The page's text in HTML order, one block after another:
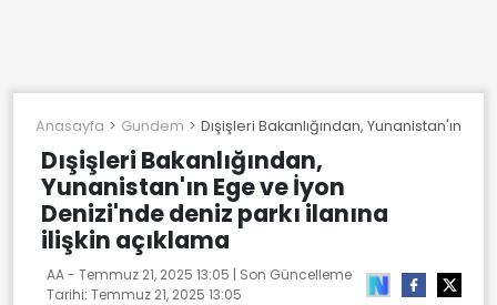
Anasayfa Gundem Dışişleri Bakanlığından, Yunanistan'ın
Dışişleri Bakanlığından,
Yunanistan'ın Ege ve İyon
Denizi'nde deniz parkı ilanına
ilişkin açıklama
AA - Temmuz 21, 2025 13:05 | Son Güncelleme
Tarihi: Temmuz 21, 2025 13:05